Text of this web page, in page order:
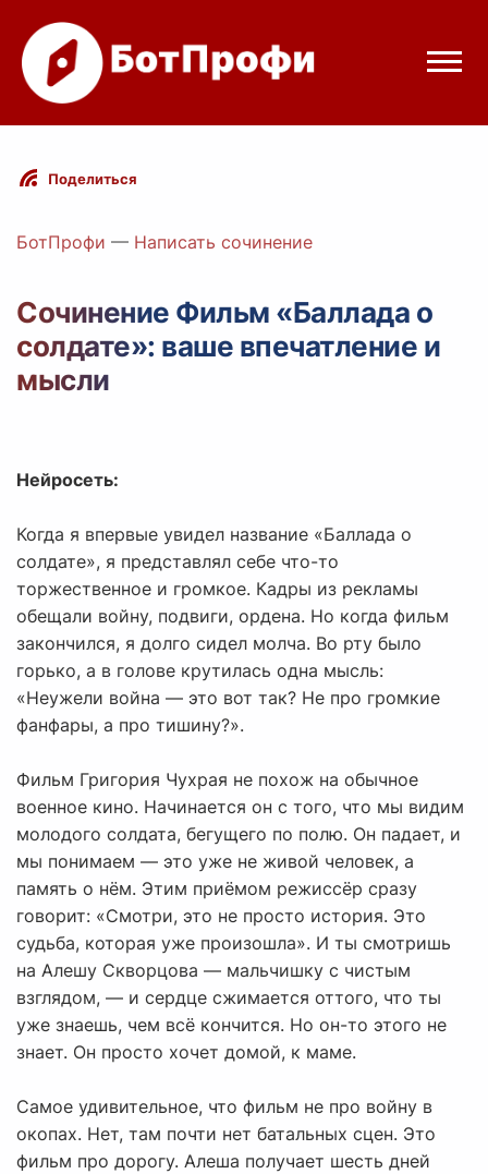
Режимы бота
Цены
Вход с Telegram
Поделиться
БотПрофи — Написать сочинение
Сочинение Фильм «Баллада о
солдате»: ваше впечатление и
мысли
Нейросеть:
Когда я впервые увидел название «Баллада о
солдате», я представлял себе что-то
торжественное и громкое. Кадры из рекламы
обещали войну, подвиги, ордена. Но когда фильм
закончился, я долго сидел молча. Во рту было
горько, а в голове крутилась одна мысль:
«Неужели война — это вот так? Не про громкие
фанфары, а про тишину?».
Фильм Григория Чухрая не похож на обычное
военное кино. Начинается он с того, что мы видим
молодого солдата, бегущего по полю. Он падает, и
мы понимаем — это уже не живой человек, а
память о нём. Этим приёмом режиссёр сразу
говорит: «Смотри, это не просто история. Это
судьба, которая уже произошла». И ты смотришь
на Алешу Скворцова — мальчишку с чистым
взглядом, — и сердце сжимается оттого, что ты
уже знаешь, чем всё кончится. Но он-то этого не
знает. Он просто хочет домой, к маме.
Самое удивительное, что фильм не про войну в
окопах. Нет, там почти нет батальных сцен. Это
фильм про дорогу. Алеша получает шесть дней